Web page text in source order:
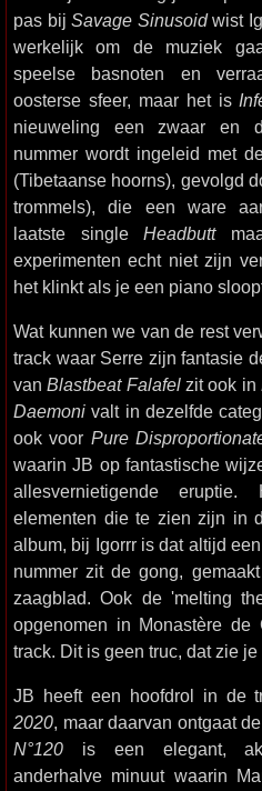
pas bij Savage Sinusoidwist
werkelijk om de muziek
speelse basnoten en
oosterse sfeer, maar het is
nieuweling een zwaar en
nummer wordt ingeleid met
(Tibetaanse hoorns), gevolgd
trommels), die een ware
laatste singleHeadbutt
experimenten echt niet zijn
het klinkt als je een piano
Wat kunnen we van de rest
track waar Serre zijn fantasie
vanBlastbeat Falafelzit ook in
Daemoni valt in dezelfde
ook voor Pure
waarin JB op fantastische
allesvernietigende
elementen die te zien zijn in
album, bij Igorrr is dat altijd
nummer zit de gong,
zaagblad. Ook de 'melting
opgenomen in Monastère
track. Dit is geen truc, dat zie
JB heeft een hoofdrol in de
2020, maar daarvan ontgaat
N°120 is een elegant,
anderhalve minuut waarin